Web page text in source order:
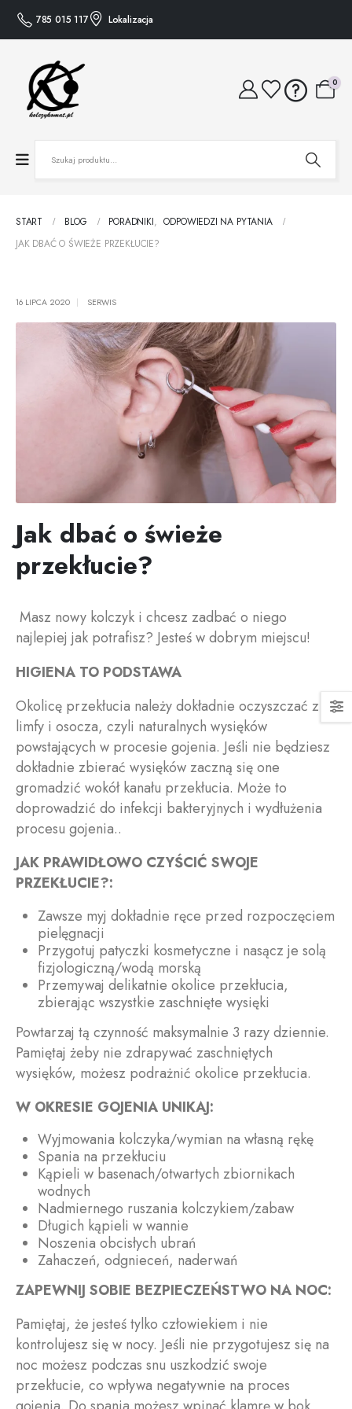
785 015 117 Lokalizacja
0
START BLOG PORADNIKI, ODPOWIEDZI NA PYTANIA
JAK DBAĆ O ŚWIEŻE PRZEKŁUCIE?
16 LIPCA 2020 SERWIS
Jak dbać o świeże
przekłucie?
Masz nowy kolczyk i chcesz zadbać o niego
najlepiej jak potrafisz? Jesteś w dobrym miejscu!
HIGIENA TO PODSTAWA
Okolicę przekłucia należy dokładnie oczyszczać z
limfy i osocza, czyli naturalnych wysięków
powstających w procesie gojenia. Jeśli nie będziesz
dokładnie zbierać wysięków zaczną się one
gromadzić wokół kanału przekłucia. Może to
doprowadzić do infekcji bakteryjnych i wydłużenia
procesu gojenia..
JAK PRAWIDŁOWO CZYŚCIĆ SWOJE
PRZEKŁUCIE?:
Zawsze myj dokładnie ręce przed rozpoczęciem
pielęgnacji
Przygotuj patyczki kosmetyczne i nasącz je solą
fizjologiczną/wodą morską
Przemywaj delikatnie okolice przekłucia,
zbierając wszystkie zaschnięte wysięki
Powtarzaj tą czynność maksymalnie 3 razy dziennie.
Pamiętaj żeby nie zdrapywać zaschniętych
wysięków, możesz podrażnić okolice przekłucia.
W OKRESIE GOJENIA UNIKAJ:
Wyjmowania kolczyka/wymian na własną rękę
Spania na przekłuciu
Kąpieli w basenach/otwartych zbiornikach
wodnych
Nadmiernego ruszania kolczykiem/zabaw
Długich kąpieli w wannie
Noszenia obcisłych ubrań
Zahaczeń, odgnieceń, naderwań
ZAPEWNIJ SOBIE BEZPIECZEŃSTWO NA NOC:
Pamiętaj, że jesteś tylko człowiekiem i nie
kontrolujesz się w nocy. Jeśli nie przygotujesz się na
noc możesz podczas snu uszkodzić swoje
przekłucie, co wpływa negatywnie na proces